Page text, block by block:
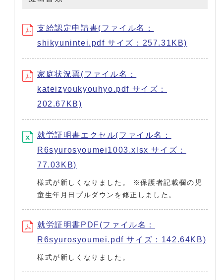
支給認定申請書(ファイル名：
shikyunintei.pdf サイズ：257.31KB)
家庭状況票(ファイル名：
kateizyoukyouhyo.pdf サイズ：
202.67KB)
就労証明書エクセル(ファイル名：
R6syurosyoumei1003.xlsx サイズ：
77.03KB)
様式が新しくなりました。 ※保護者記載欄の児
童生年月日プルダウンを修正しました。
就労証明書PDF(ファイル名：
R6syurosyoumei.pdf サイズ：142.64KB)
様式が新しくなりました。